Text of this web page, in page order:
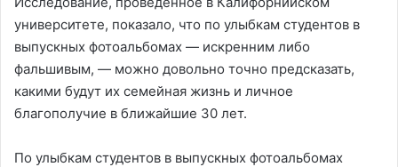
университете, показало, что по улыбкам студентов в
выпускных фотоальбомах — искренним либо
фальшивым, — можно довольно точно предсказать,
какими будут их семейная жизнь и личное
благополучие в ближайшие 30 лет.
По улыбкам студентов в выпускных фотоальбомах